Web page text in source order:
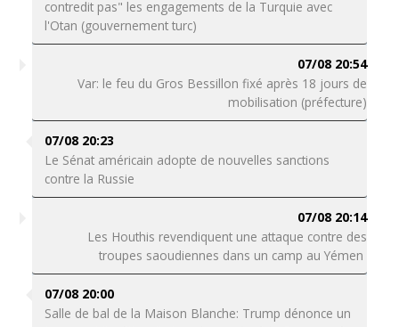
contredit pas" les engagements de la Turquie avec
l'Otan (gouvernement turc)
07/08 20:54
Var: le feu du Gros Bessillon fixé après 18 jours de
mobilisation (préfecture)
07/08 20:23
Le Sénat américain adopte de nouvelles sanctions
contre la Russie
07/08 20:14
Les Houthis revendiquent une attaque contre des
troupes saoudiennes dans un camp au Yémen
07/08 20:00
Salle de bal de la Maison Blanche: Trump dénonce un